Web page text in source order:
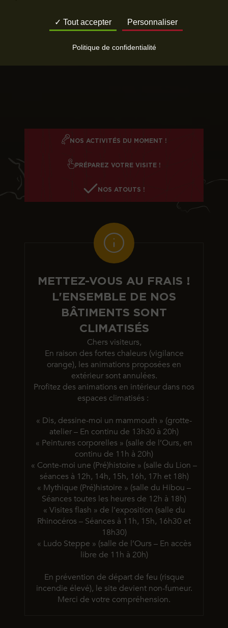
NOS ACTIVITÉS DU MOMENT !
PRÉPAREZ VOTRE VISITE !
NOS ATOUTS !
METTEZ-VOUS AU FRAIS !
L'ENSEMBLE DE NOS
BÂTIMENTS SONT
CLIMATISÉS
Chers visiteurs,
En raison des fortes chaleurs (vigilance
orange), les animations proposées en
extérieur sont annulées.
Profitez des animations en intérieur dans nos
espaces climatisés :
« Dis, dessine-moi un mammouth » (grotte-
atelier – En continu de 13h30 à 20h)
« Peintures corporelles » (salle de l’Ours, en
continu de 11h à 20h)
« Conte-moi une (Pré)histoire » (salle du Lion –
séances à 12h, 14h, 15h, 16h, 17h et 18h)
« Mythique (Pré)histoire » (salle du Hibou –
Séances toutes les heures de 12h à 18h)
« Visites flash » de l’exposition (salle du
Rhinocéros – Séances à 11h, 15h, 16h30 et
18h30)
« Ludo Steppe » (salle de l’Ours – En accès
libre de 11h à 20h)
En prévention de départ de feu (risque
incendie élevé), le site devient non-fumeur.
Merci de votre compréhension.
Tout accepter Personnaliser
Politique de confidentialité